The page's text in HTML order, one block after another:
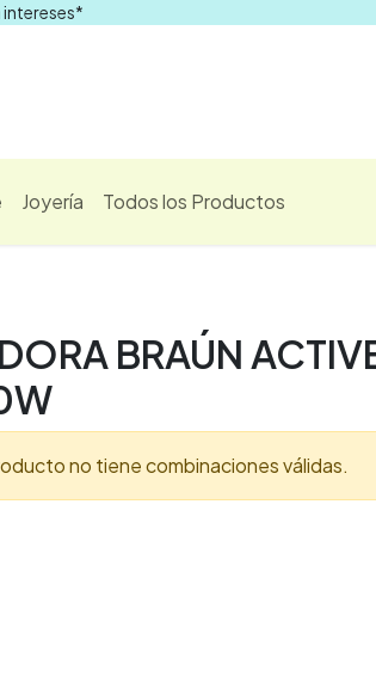
intereses*
Joyería Todos los Productos
BRAÚN
no tiene combinaciones válidas.